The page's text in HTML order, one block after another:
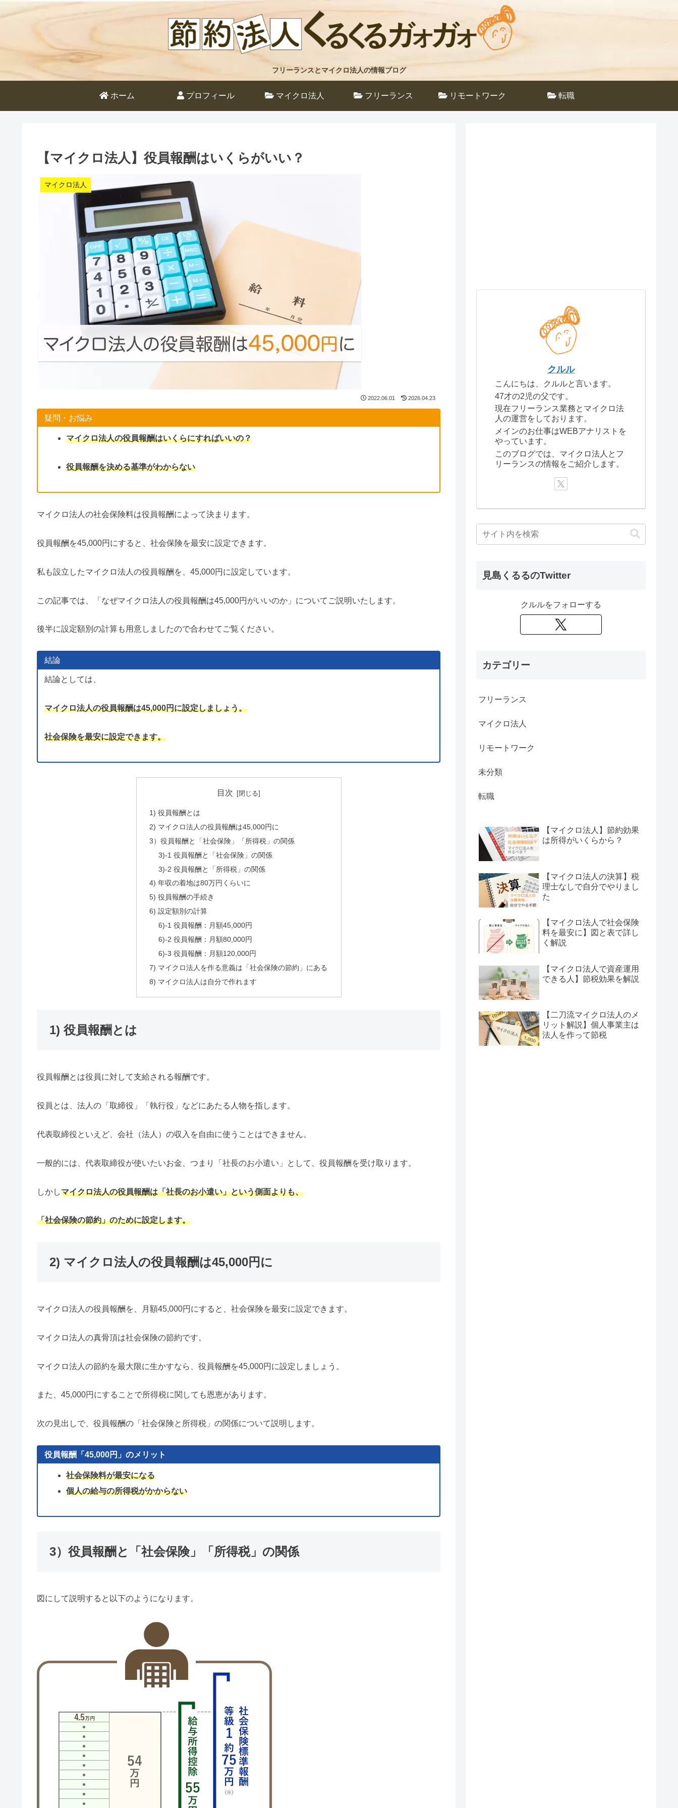
フリーランスとマイクロ法人の情報ブログ
ホーム プロフィール マイクロ法人 フリーランス リモートワーク 転職
【マイクロ法人】役員報酬はいくらがいい？
マイクロ法人
2022.06.01 2026.04.23
疑問・お悩み
マイクロ法人の役員報酬はいくらにすればいいの？
役員報酬を決める基準がわからない
マイクロ法人の社会保険料は役員報酬によって決まります。
役員報酬を45,000円にすると、社会保険を最安に設定できます。
私も設立したマイクロ法人の役員報酬を、45,000円に設定しています。
この記事では、「なぜマイクロ法人の役員報酬は45,000円がいいのか」についてご説明いたします。
後半に設定額別の計算も用意しましたので合わせてご覧ください。
結論
結論としては、
マイクロ法人の役員報酬は45,000円に設定しましょう。
社会保険を最安に設定できます。
目次
1) 役員報酬とは
2) マイクロ法人の役員報酬は45,000円に
3）役員報酬と「社会保険」「所得税」の関係
3)-1 役員報酬と「社会保険」の関係
3)-2 役員報酬と「所得税」の関係
4) 年収の着地は80万円くらいに
5) 役員報酬の手続き
6) 設定額別の計算
6)-1 役員報酬：月額45,000円
6)-2 役員報酬：月額80,000円
6)-3 役員報酬：月額120,000円
7) マイクロ法人を作る意義は「社会保険の節約」にある
8) マイクロ法人は自分で作れます
1) 役員報酬とは
役員報酬とは役員に対して支給される報酬です。
役員とは、法人の「取締役」「執行役」などにあたる人物を指します。
代表取締役といえど、会社（法人）の収入を自由に使うことはできません。
一般的には、代表取締役が使いたいお金、つまり「社長のお小遣い」として、役員報酬を受け取ります。
しかしマイクロ法人の役員報酬は「社長のお小遣い」という側面よりも、
「社会保険の節約」のために設定します。
2) マイクロ法人の役員報酬は45,000円に
マイクロ法人の役員報酬を、月額45,000円にすると、社会保険を最安に設定できます。
マイクロ法人の真骨頂は社会保険の節約です。
マイクロ法人の節約を最大限に生かすなら、役員報酬を45,000円に設定しましょう。
また、45,000円にすることで所得税に関しても恩恵があります。
次の見出しで、役員報酬の「社会保険と所得税」の関係について説明します。
役員報酬「45,000円」のメリット
社会保険料が最安になる
個人の給与の所得税がかからない
3）役員報酬と「社会保険」「所得税」の関係
図にして説明すると以下のようになります。
クルル
こんにちは、クルルと言います。
47才の2児の父です。
現在フリーランス業務とマイクロ法
人の運営をしております。
メインのお仕事はWEBアナリストを
やっています。
このブログでは、マイクロ法人とフ
リーランスの情報をご紹介します。
見島くるるのTwitter
クルルをフォローする
カテゴリー
フリーランス
マイクロ法人
リモートワーク
未分類
転職
【マイクロ法人】節約効果
は所得がいくらから？
【マイクロ法人の決算】税
理士なしで自分でやりまし
た
【マイクロ法人で社会保険
料を最安に】図と表で詳し
く解説
【マイクロ法人で資産運用
できる人】節税効果を解説
【二刀流マイクロ法人のメ
リット解説】個人事業主は
法人を作って節税